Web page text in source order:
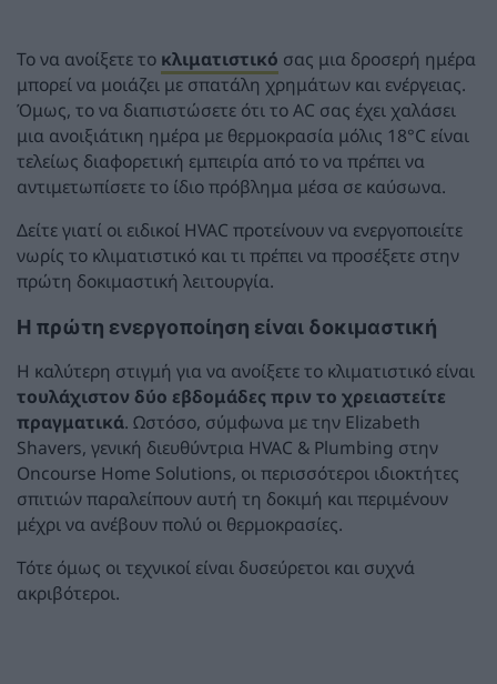
Το να ανοίξετε το κλιματιστικό σας μια δροσερή ημέρα
μπορεί να μοιάζει με σπατάλη χρημάτων και ενέργειας.
Όμως, το να διαπιστώσετε ότι το AC σας έχει χαλάσει
μια ανοιξιάτικη ημέρα με θερμοκρασία μόλις 18°C είναι
τελείως διαφορετική εμπειρία από το να πρέπει να
αντιμετωπίσετε το ίδιο πρόβλημα μέσα σε καύσωνα.
Δείτε γιατί οι ειδικοί HVAC προτείνουν να ενεργοποιείτε
νωρίς το κλιματιστικό και τι πρέπει να προσέξετε στην
πρώτη δοκιμαστική λειτουργία.
Η πρώτη ενεργοποίηση είναι δοκιμαστική
Η καλύτερη στιγμή για να ανοίξετε το κλιματιστικό είναι
τουλάχιστον δύο εβδομάδες πριν το χρειαστείτε
πραγματικά. Ωστόσο, σύμφωνα με την Elizabeth
Shavers, γενική διευθύντρια HVAC & Plumbing στην
Oncourse Home Solutions, οι περισσότεροι ιδιοκτήτες
σπιτιών παραλείπουν αυτή τη δοκιμή και περιμένουν
μέχρι να ανέβουν πολύ οι θερμοκρασίες.
Τότε όμως οι τεχνικοί είναι δυσεύρετοι και συχνά
ακριβότεροι.